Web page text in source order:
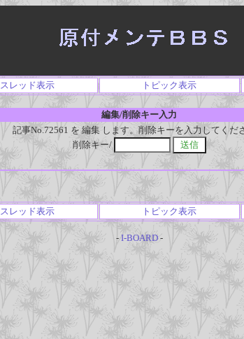
スレッド表示 トピック表示
編集/削除キー入力
記事No.72561 を 編集 します。削除キーを入力してくだ
削除キー/
スレッド表示 トピック表示
- I-BOARD-